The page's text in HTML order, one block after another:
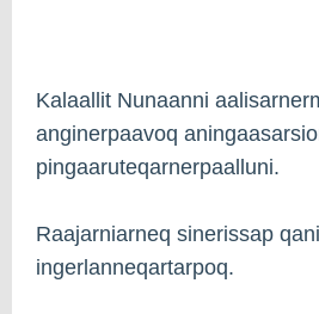
Kalaallit Nunaanni
anginerpaavoq
pingaaruteqarnerpaalluni.
Raajarniarneq sinerissap
ingerlanneqartarpoq.